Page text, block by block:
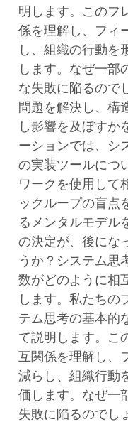
明します。このフ
係を理解し、フィ
し、組織の行動を
します。なぜ一部
な失敗に陥るので
問題を解決し、構
し影響を及ぼすか
ーションでは、シ
の実装ツールにつ
ワークを使用して
ックループの盲点
るメンタルモデル
の決定が、後にな
うか？システム思
数がどのように相
します。私たちの
テム思考の基本的
て説明します。こ
互関係を理解し、
減らし、組織行動
価します。なぜ一
失敗に陥るのでし